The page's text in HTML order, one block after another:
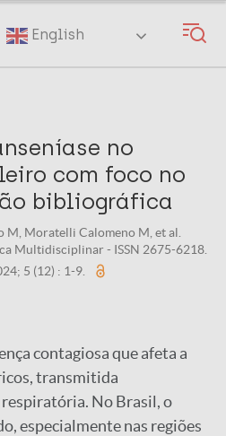
English
no
com foco no
bibliográfica
Moratelli Calomeno M, et al.
Multidisciplinar - ISSN 2675-6218.
5 (12) : 1-9.
contagiosa que afeta a
transmitida
No Brasil, o
especialmente nas regiões